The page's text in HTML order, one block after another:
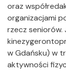
oraz
organizacjami
rzecz
w Gdańsku) w
aktywności